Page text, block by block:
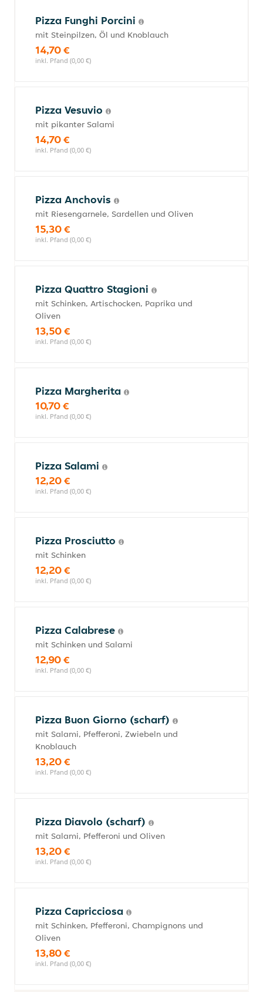
Pizza Funghi Porcini
mit Steinpilzen, Öl und Knoblauch
14,70 €
inkl. Pfand (0,00 €)
Pizza Vesuvio
mit pikanter Salami
14,70 €
inkl. Pfand (0,00 €)
Pizza Anchovis
mit Riesengarnele, Sardellen und Oliven
15,30 €
inkl. Pfand (0,00 €)
Pizza Quattro Stagioni
mit Schinken, Artischocken, Paprika und
Oliven
13,50 €
inkl. Pfand (0,00 €)
Pizza Margherita
10,70 €
inkl. Pfand (0,00 €)
Pizza Salami
12,20 €
inkl. Pfand (0,00 €)
Pizza Prosciutto
mit Schinken
12,20 €
inkl. Pfand (0,00 €)
Pizza Calabrese
mit Schinken und Salami
12,90 €
inkl. Pfand (0,00 €)
Pizza Buon Giorno (scharf)
mit Salami, Pfefferoni, Zwiebeln und
Knoblauch
13,20 €
inkl. Pfand (0,00 €)
Pizza Diavolo (scharf)
mit Salami, Pfefferoni und Oliven
13,20 €
inkl. Pfand (0,00 €)
Pizza Capricciosa
mit Schinken, Pfefferoni, Champignons und
Oliven
13,80 €
inkl. Pfand (0,00 €)